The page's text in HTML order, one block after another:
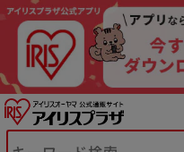
※ご確認ください